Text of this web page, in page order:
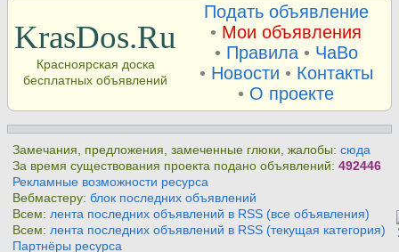
KrasDos.Ru
Красноярская доска
бесплатных объявлений
Подать объявление
• Мои объявления
• Правила• ЧаВо
• Новости • Контакты
• О проекте
Замечания, предложения, замеченные глюки, жалобы:сюда
За время существования проекта подано объявлений:492446
Рекламные возможности ресурса
Вебмастеру:блок последних объявлений
Всем: лента последних объявлений в RSS (все объявления)
Всем: лента последних объявлений в RSS (текущая категория)
Партнёры ресурса